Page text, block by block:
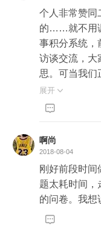
个人非常赞同
的……就不用
事积分系统，
访谈交流，大
思。可当我们
研我们了解到
的动作很麻
用户做演示而
身体通常比大
我们后期商量
馆所有者节省
展开 

啊尚
2018-08-04
刚好前段时间
题太耗时间，
的问卷。我想
